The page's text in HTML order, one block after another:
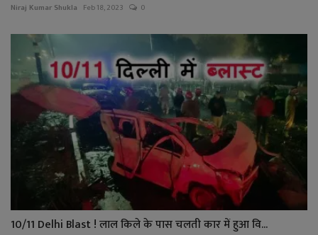
Niraj Kumar Shukla Feb 18, 2023 0
10/11 Delhi Blast ! लाल किले के पास चलती कार में हुआ वि...